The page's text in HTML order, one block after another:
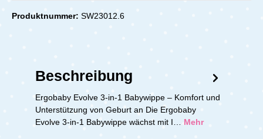
Produktnummer: SW23012.6
Beschreibung
Ergobaby Evolve 3-in-1 Babywippe – Komfort und
Unterstützung von Geburt an Die Ergobaby
Evolve 3-in-1 Babywippe wächst mit I… Mehr